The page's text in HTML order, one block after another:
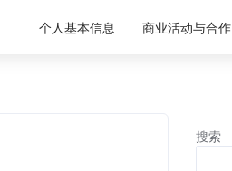
个人基本信息 商业活动与合作
搜索